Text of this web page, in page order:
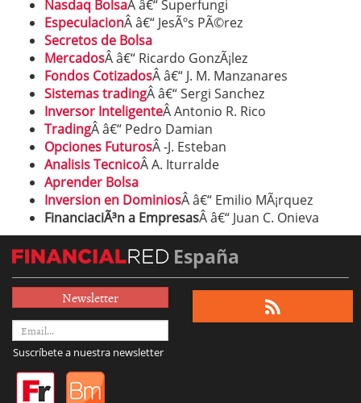
Nasdaq BolsaÂ â€“ Superfungi
EspeculacionÂ â€“ JesÃºs PÃ©rez
Secretos de Bolsa
MercadosÂ â€“ Ricardo GonzÃ¡lez
Fondos CotizadosÂ â€“ J. M. Manzanares
Sistemas tradingÂ â€“ Sergi Sanchez
Inversor InteligenteÂ Antonio R. Rico
TradingÂ â€“ Pedro Damian
Opciones FuturosÂ -J. Esteban
Analisis TecnicoÂ A. Iturralde
Aprender Bolsa
Inversion en DominiosÂ â€“ Emilio MÃ¡rquez
FinanciaciÃ³n a EmpresasÂ â€“ Juan C. Onieva
España
Newsletter
Suscríbete a nuestra newsletter